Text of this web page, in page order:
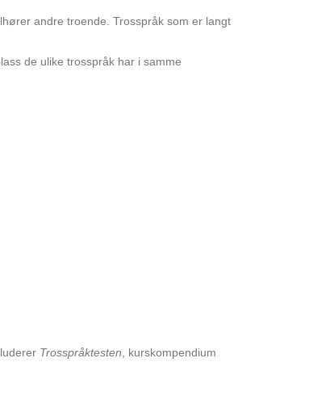
andre troende. Trosspråk som er langt
de ulike trosspråk har i samme
Trosspråktesten , kurskompendium